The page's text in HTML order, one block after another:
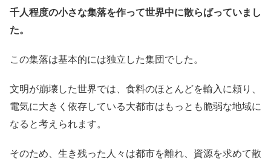
千人程度の小さな集落を作って世界中に散らばっていまし
た。
この集落は基本的には独立した集団でした。
文明が崩壊した世界では、食料のほとんどを輸入に頼り、
電気に大きく依存している大都市はもっとも脆弱な地域に
なると考えられます。
そのため、生き残った人々は都市を離れ、資源を求めて散